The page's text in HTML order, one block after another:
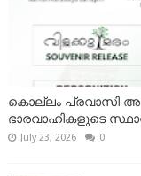
കൊല്ലം പ്രവാസി
ഭാരവാഹികളുടെ
July 23, 2026 0